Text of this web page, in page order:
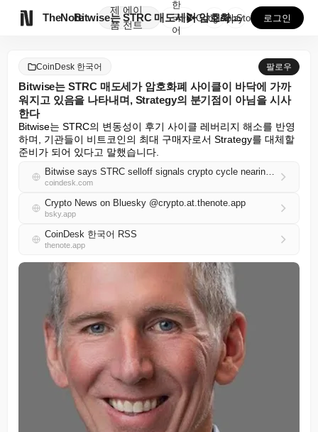
TheNote
제
품
에이
전트
Bitwise는 STRC 매도세가 암호화폐 사이클이 바...
한
국
어
GooglePlay
AppStore 로그인
CoinDesk 한국어 팔로우
Bitwise는 STRC 매도세가 암호화폐 사이클이 바닥에 가까
워지고 있음을 나타내며, Strategy의 분기점이 아님을 시사
한다
Bitwise는 STRC의 변동성이 후기 사이클 레버리지 해소를 반영
하며, 기관들이 비트코인의 최대 구매자로서 Strategy를 대체할
준비가 되어 있다고 말했습니다.
Bitwise says STRC selloff signals crypto cycle nearing a bottom, not Strategy’s breaking point
coindesk.com
Crypto News on Bluesky @crypto.at.thenote.app
bsky.app
CoinDesk 한국어 RSS
thenote.app